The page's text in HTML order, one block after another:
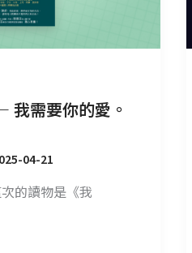
需要你的愛。
04-21
的讀物是《我